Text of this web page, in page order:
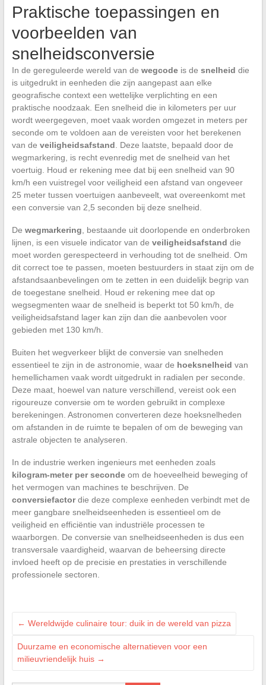
Praktische toepassingen en
voorbeelden van
snelheidsconversie
In de gereguleerde wereld van de wegcodeis de snelheid die
is uitgedrukt in eenheden die zijn aangepast aan elke
geografische context een wettelijke verplichting en een
praktische noodzaak. Een snelheid die in kilometers per uur
wordt weergegeven, moet vaak worden omgezet in meters per
seconde om te voldoen aan de vereisten voor het berekenen
van de veiligheidsafstand . Deze laatste, bepaald door de
wegmarkering, is recht evenredig met de snelheid van het
voertuig. Houd er rekening mee dat bij een snelheid van 90
km/h een vuistregel voor veiligheid een afstand van ongeveer
25 meter tussen voertuigen aanbeveelt, wat overeenkomt met
een conversie van 2,5 seconden bij deze snelheid.
De wegmarkering , bestaande uit doorlopende en onderbroken
lijnen, is een visuele indicator van de veiligheidsafstand die
moet worden gerespecteerd in verhouding tot de snelheid. Om
dit correct toe te passen, moeten bestuurders in staat zijn om de
afstandsaanbevelingen om te zetten in een duidelijk begrip van
de toegestane snelheid. Houd er rekening mee dat op
wegsegmenten waar de snelheid is beperkt tot 50 km/h, de
veiligheidsafstand lager kan zijn dan die aanbevolen voor
gebieden met 130 km/h.
Buiten het wegverkeer blijkt de conversie van snelheden
essentieel te zijn in de astronomie, waar de hoeksnelheid van
hemellichamen vaak wordt uitgedrukt in radialen per seconde.
Deze maat, hoewel van nature verschillend, vereist ook een
rigoureuze conversie om te worden gebruikt in complexe
berekeningen. Astronomen converteren deze hoeksnelheden
om afstanden in de ruimte te bepalen of om de beweging van
astrale objecten te analyseren.
In de industrie werken ingenieurs met eenheden zoals
kilogram-meter per secondeom de hoeveelheid beweging of
het vermogen van machines te beschrijven. De
conversiefactordie deze complexe eenheden verbindt met de
meer gangbare snelheidseenheden is essentieel om de
veiligheid en efficiëntie van industriële processen te
waarborgen. De conversie van snelheidseenheden is dus een
transversale vaardigheid, waarvan de beheersing directe
invloed heeft op de precisie en prestaties in verschillende
professionele sectoren.
← Wereldwijde culinaire tour: duik in de wereld van pizza
Duurzame en economische alternatieven voor een
milieuvriendelijk huis →